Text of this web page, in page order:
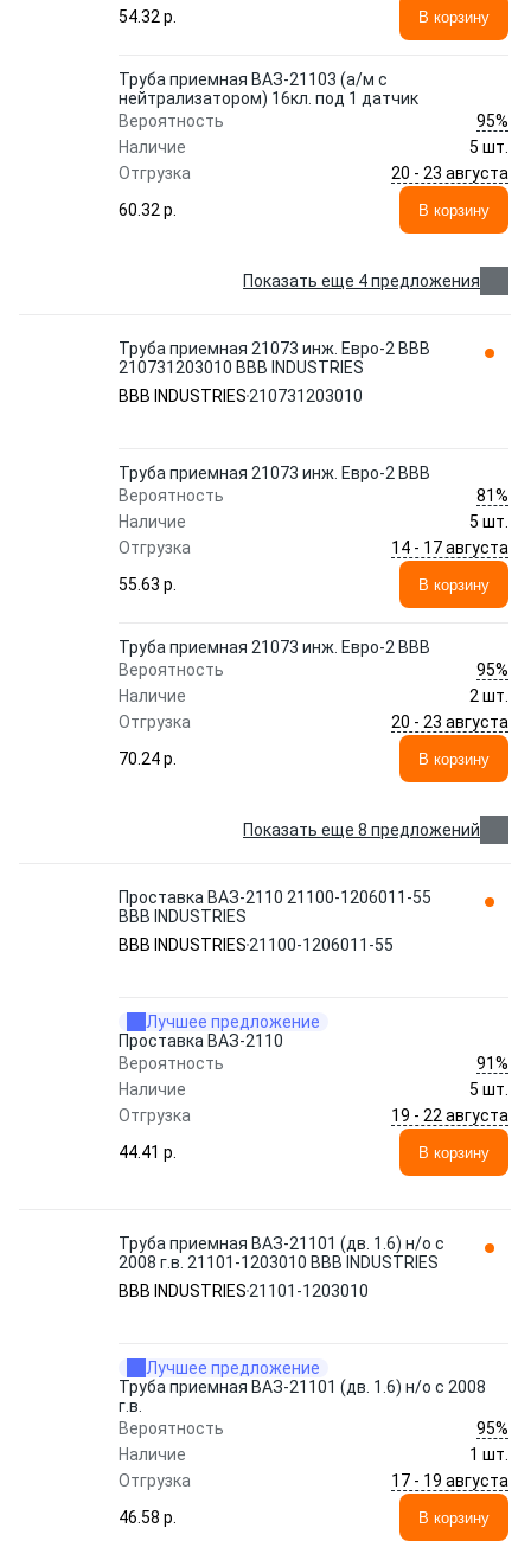
54.32 p. В корзину
Труба приемная ВАЗ-21103 (а/м с
нейтрализатором) 16кл. под 1 датчик
Вероятность
95%
Наличие
5 шт.
Отгрузка
20 - 23 августа
60.32 p.
В корзину
Показать еще 4 предложения
Труба приемная 21073 инж. Евро-2 ВВВ
210731203010 BBB INDUSTRIES
BBB INDUSTRIES 210731203010
Труба приемная 21073 инж. Евро-2 ВВВ
Вероятность
81%
Наличие
5 шт.
Отгрузка
14 - 17 августа
55.63 p.
В корзину
Труба приемная 21073 инж. Евро-2 ВВВ
Вероятность
95%
Наличие
2 шт.
Отгрузка
20 - 23 августа
70.24 p.
В корзину
Показать еще 8 предложений
Проставка ВАЗ-2110 21100-1206011-55
BBB INDUSTRIES
BBB INDUSTRIES 21100-1206011-55
Лучшее предложение
Проставка ВАЗ-2110
Вероятность
91%
Наличие
5 шт.
Отгрузка
19 - 22 августа
44.41 p.
В корзину
Труба приемная ВАЗ-21101 (дв. 1.6) н/о с
2008 г.в. 21101-1203010 BBB INDUSTRIES
BBB INDUSTRIES 21101-1203010
Лучшее предложение
Труба приемная ВАЗ-21101 (дв. 1.6) н/о с 2008
г.в.
Вероятность
95%
Наличие
1 шт.
Отгрузка
17 - 19 августа
46.58 p.
В корзину